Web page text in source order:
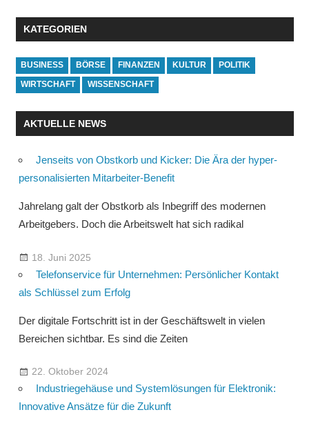
KATEGORIEN
BUSINESS BÖRSE FINANZEN KULTUR POLITIK
WIRTSCHAFT WISSENSCHAFT
AKTUELLE NEWS
Jenseits von Obstkorb und Kicker: Die Ära der hyper-
personalisierten Mitarbeiter-Benefit
Jahrelang galt der Obstkorb als Inbegriff des modernen
Arbeitgebers. Doch die Arbeitswelt hat sich radikal
18. Juni 2025
Telefonservice für Unternehmen: Persönlicher Kontakt
als Schlüssel zum Erfolg
Der digitale Fortschritt ist in der Geschäftswelt in vielen
Bereichen sichtbar. Es sind die Zeiten
22. Oktober 2024
Industriegehäuse und Systemlösungen für Elektronik:
Innovative Ansätze für die Zukunft